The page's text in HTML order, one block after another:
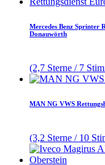
Mercedes Benz Sprinter
Donauwörth
(2,7 Sterne / 7
MAN NG VWS
(3,2 Sterne / 10